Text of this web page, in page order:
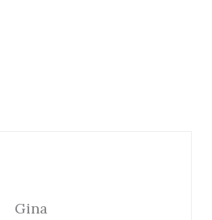
Gina